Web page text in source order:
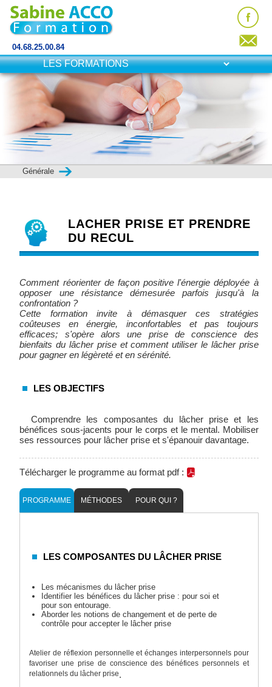
04.68.25.00.84
Générale
LACHER PRISE ET PRENDRE
DU RECUL
Comment réorienter de façon positive l'énergie déployée à
opposer une résistance démesurée parfois jusqu'à la
confrontation ?
Cette formation invite à démasquer ces stratégies
coûteuses en énergie, inconfortables et pas toujours
efficaces; s'opère alors une prise de conscience des
bienfaits du lâcher prise et comment utiliser le lâcher prise
pour gagner en légèreté et en sérénité.
LES OBJECTIFS
Comprendre les composantes du lâcher prise et les
bénéfices sous-jacents pour le corps et le mental. Mobiliser
ses ressources pour lâcher prise et s'épanouir davantage.
Télécharger le programme au format pdf :
PROGRAMME MÉTHODES POUR QUI ?
LES COMPOSANTES DU LÂCHER PRISE
Les mécanismes du lâcher prise
Identifier les bénéfices du lâcher prise : pour soi et
pour son entourage.
Aborder les notions de changement et de perte de
contrôle pour accepter le lâcher prise
Atelier de réflexion personnelle et échanges interpersonnels pour
favoriser une prise de conscience des bénéfices personnels et
relationnels du lâcher prise.